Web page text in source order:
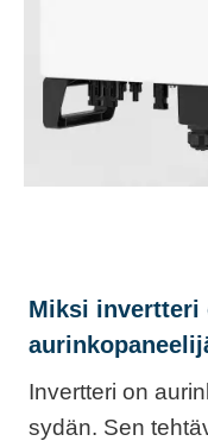
Miksi invertteri
Invertteri on
sydän. Sen